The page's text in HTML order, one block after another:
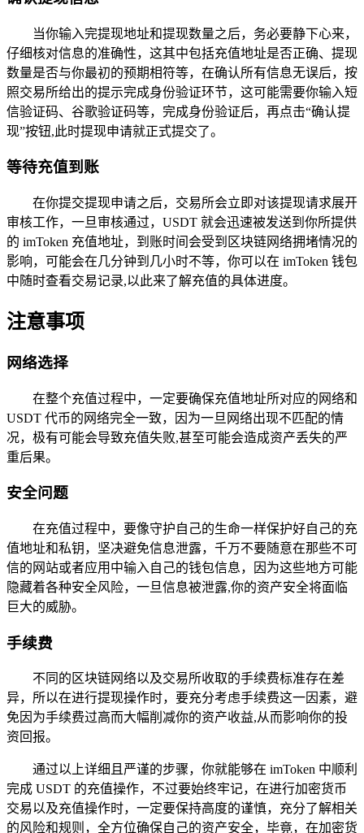
当你输入完提现地址和提现数量之后，务必要静下心来，
仔细核对信息的准确性，这其中包括充值地址是否正确、提现
数量是否与你最初的预期相符等，在确认所有信息无误后，按
照交易所给出的提示完成身份验证环节，这可能需要你输入短
信验证码、谷歌验证码等，完成身份验证后，再点击“确认提
现”按钮,此时提现申请就正式提交了。
等待充值到账
在你提交提现申请之后，交易所会立即对该提现请求展开
审核工作，一旦审核通过，USDT 就会迅速被发送到你所提供
的 imToken 充值地址，到账时间会受到区块链网络拥堵情况的
影响，可能会在几分钟到几小时不等，你可以在 imToken 钱包
中随时查看交易记录,以此来了解充值的具体进度。
注意事项
网络选择
在整个充值过程中，一定要确保充值地址所对应的网络和
USDT 代币的网络完全一致，因为一旦网络出现不匹配的情
况，极有可能会导致充值失败,甚至可能会造成资产丢失的严
重后果。
安全问题
在充值过程中，要像守护自己的生命一样保护好自己的充
值地址和私钥，坚决避免信息泄露，千万不要随意在那些不可
信的网站或者应用中输入自己的钱包信息，因为这些地方可能
隐藏着各种安全风险，一旦信息被泄露,你的资产安全将面临
巨大的威胁。
手续费
不同的区块链网络以及交易所收取的手续费标准存在差
异，所以在进行提现操作时，要充分考虑手续费这一因素，避
免因为手续费过高而大幅削减你的资产收益,从而影响你的投
资回报。
通过以上详细且严谨的步骤，你就能够在 imToken 中顺利
完成 USDT 的充值操作，不过要始终牢记，在进行加密货币
交易以及充值操作时，一定要保持高度的谨慎，充分了解相关
的风险和规则，全方位确保自己的资产安全，毕竟，在加密货